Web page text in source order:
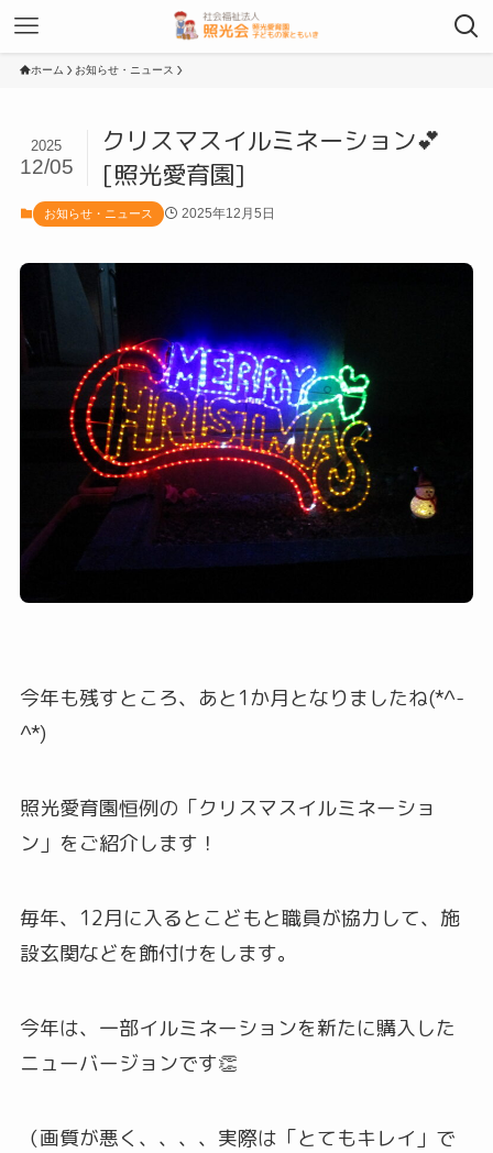
ホーム お知らせ・ニュース
クリスマスイルミネーション💕
[照光愛育園]
2025
12/05
お知らせ・ニュース 2025年12月5日
今年も残すところ、あと1か月となりましたね(*^-
^*)
照光愛育園恒例の「クリスマスイルミネーショ
ン」をご紹介します！
毎年、12月に入るとこどもと職員が協力して、施
設玄関などを飾付けをします。
今年は、一部イルミネーションを新たに購入した
ニューバージョンです👏
（画質が悪く、、、、実際は「とてもキレイ」で